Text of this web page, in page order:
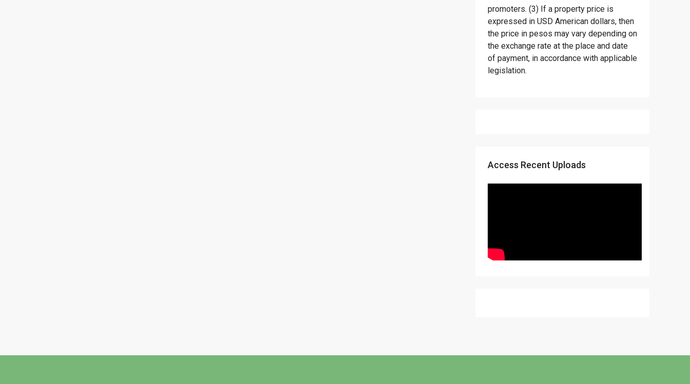
promoters. (3) If a property price is
expressed in USD American dollars, then
the price in pesos may vary depending on
the exchange rate at the place and date
of payment, in accordance with applicable
legislation.
Access Recent Uploads